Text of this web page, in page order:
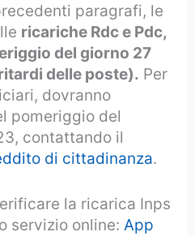
paragrafi, le
ricariche Rdc e Pdc,
del giorno 27
delle poste). Per
dovranno
pomeriggio del
contattando il
di cittadinanza.
la ricarica Inps
servizio online:App